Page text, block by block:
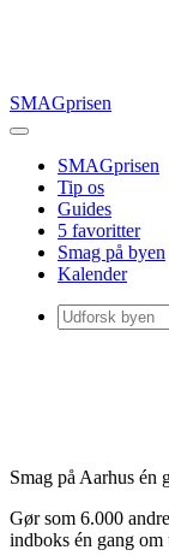
SMAGprisen
SMAGprisen
Tip os
Guides
5 favoritter
Smag på byen
Kalender
Smag på Aarhus én
Gør som 6.000
indboks én gang om